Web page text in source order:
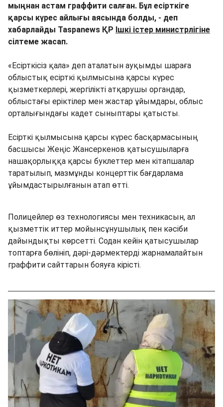
мыңнан астам граффити салған. Бұл есірткіге
қарсы күрес айлығы аясында болды, - деп
хабарлайды Taspanews ҚР Ішкі істер министрлігіне
сілтеме жасап.
«Есірткісіз қала» деп аталатын ауқымды шараға
облыстық есірткі қылмысына қарсы күрес
қызметкерлері, жергілікті атқарушы органдар,
облыстағы еріктілер мен жастар ұйымдары, облыс
орталығындағы кадет сыныптары қатысты.
Есірткі қылмысына қарсы күрес басқармасының
басшысы Жеңіс Жансеркенов қатысушыларға
нашақорлыққа қарсы буклеттер мен кітапшалар
таратылып, мазмұнды концерттік бағдарлама
ұйымдастырылғанын атап өтті.
Полицейлер өз технологиясы мен техникасын, ал
қызметтік иттер мойынсұнушылық пен кәсіби
дайындықты көрсетті. Содан кейін қатысушылар
топтарға бөлініп, дәрі-дәрмектерді жарнамалайтын
граффити сайттарын бояуға кірісті.